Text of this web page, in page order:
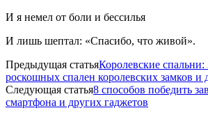
И я немел от боли и бессилья
И лишь шептал: «Спасибо, что живой».
Предыдущая статьяКоролевские
роскошных спален королевских замков и
Следующая статья8 способов победить
смартфона и других гаджетов